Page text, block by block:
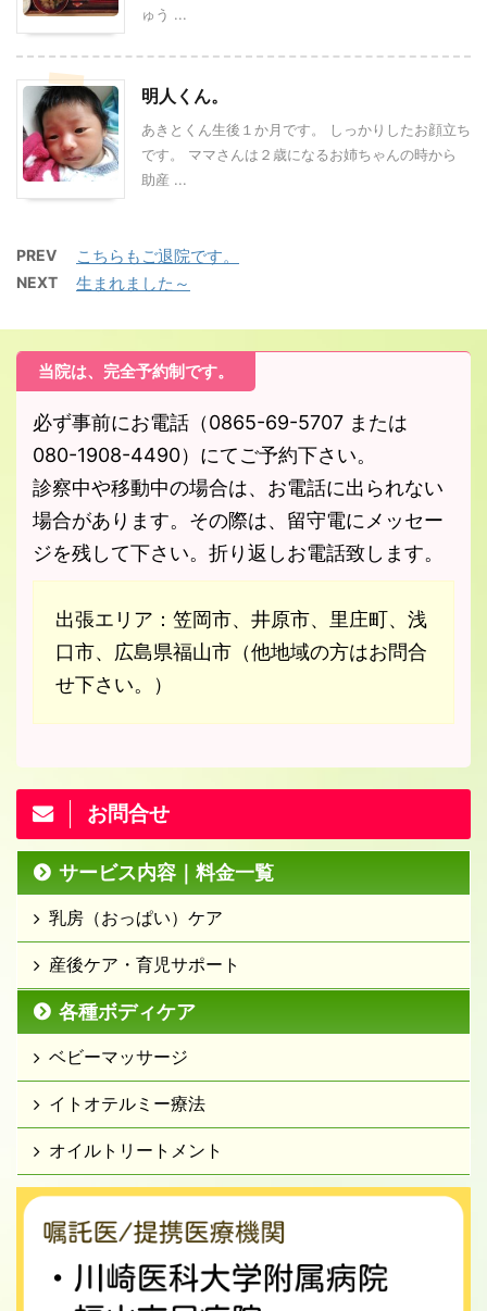
ゅう ...
明人くん。
あきとくん生後１か月です。 しっかりしたお顔立ち
です。 ママさんは２歳になるお姉ちゃんの時から
助産 ...
PREV こちらもご退院です。
NEXT 生まれました～
当院は、完全予約制です。
必ず事前にお電話（0865-69-5707 または
080-1908-4490）にてご予約下さい。
診察中や移動中の場合は、お電話に出られない
場合があります。その際は、留守電にメッセー
ジを残して下さい。折り返しお電話致します。
出張エリア：笠岡市、井原市、里庄町、浅
口市、広島県福山市（他地域の方はお問合
せ下さい。）
お問合せ
サービス内容｜料金一覧
乳房（おっぱい）ケア
産後ケア・育児サポート
各種ボディケア
ベビーマッサージ
イトオテルミー療法
オイルトリートメント